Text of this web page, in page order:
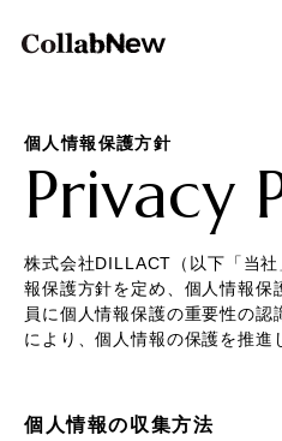
個人情報保護方針
Privacy
株式会社DILLACT（以下「当
報保護方針を定め、個人情報保
員に個人情報保護の重要性の認
により、個人情報の保護を推進
個人情報の収集方法